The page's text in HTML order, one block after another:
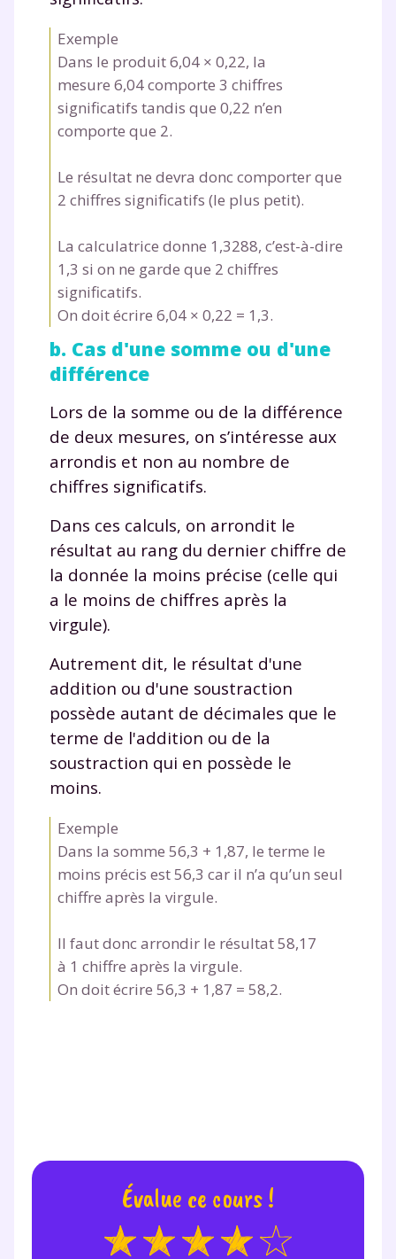
Exemple
Dans le produit 6,04 × 0,22, la
mesure 6,04 comporte 3 chiffres
significatifs tandis que 0,22 n’en
comporte que 2.
Le résultat ne devra donc comporter que
2 chiffres significatifs (le plus petit).
La calculatrice donne 1,3288, c’est-à-dire
1,3 si on ne garde que 2 chiffres
significatifs.
On doit écrire 6,04 × 0,22 = 1,3.
b. Cas d'une somme ou d'une
différence
Lors de la somme ou de la différence
de deux mesures, on s’intéresse aux
arrondis et non au nombre de
chiffres significatifs.
Dans ces calculs, on arrondit le
résultat au rang du dernier chiffre de
la donnée la moins précise (celle qui
a le moins de chiffres après la
virgule).
Autrement dit, le résultat d'une
addition ou d'une soustraction
possède autant de décimales que le
terme de l'addition ou de la
soustraction qui en possède le
moins.
Exemple
Dans la somme 56,3 + 1,87, le terme le
moins précis est 56,3 car il n’a qu’un seul
chiffre après la virgule.
Il faut donc arrondir le résultat 58,17
à 1 chiffre après la virgule.
On doit écrire 56,3 + 1,87 = 58,2.
Évalue ce cours !
Envie de progresser
et de réussir votre
année scolaire ?
Testez gratuitement
pendant 24h notre
plateforme de soutien
scolaire !
Fiches de cours et vidéos
exercices
corrigés ,podcasts de révisions
Un espace dédié aux parentspour
suivre les progrès
la Terminale
Des profs expérimentés disponibles
à la demande par tchat, audio ou
vidéo
TESTER GRATUITEMENT
J’accepte de recevoir les actualités et des
communications de la part de
myMaxicours.